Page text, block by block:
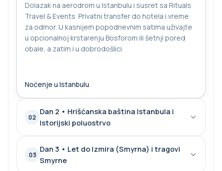
Dolazak na aerodrom u Istanbulu i susret sa Rituals
Travel & Events. Privatni transfer do hotela i vreme
za odmor. U kasnijem popodnevnim satima uživajte
u opcionalnoj krstarenju Bosforom ili šetnji pored
obale, a zatim i u dobrodošlici.
Noćenje u Istanbulu
02
Dan 2 • Hrišćanska baština Istanbula i
Istorijski poluostrvo
03
Dan 3 • Let do Izmira (Smyrna) i tragovi
Smyrne